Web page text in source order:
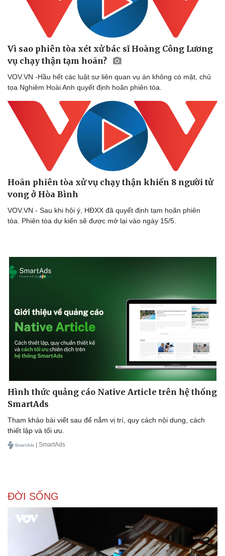
Bóng đá
Lịch thi đấu bóng đá
eSports
Hậu trường
Ô tô - Xe máy
Xe máy
Tư vấn
Vì sao phiên tòa xét xử bác sĩ Hoàng Công Lương
vụ chạy thận tạm hoãn?
VOV.VN -Hầu hết các luật sư liên quan vụ án không có mặt, chủ
tọa Nghiêm Hoài Anh quyết định hoãn phiên tòa.
Hoãn phiên tòa xử vụ chạy thận khiến 8 người tử
vong ở Hòa Bình
VOV.VN - Sau khi hội ý, HĐXX đã quyết định tạm hoãn phiên
tòa. Phiên tòa dự kiến sẽ được mở lại vào ngày 15/5.
Hình thức quảng cáo Native Article trên hệ thống
SmartAds
Tham khảo bài viết sau để nắm vị trí, quy cách nội dung, cách
thiết lập và tối ưu.
| SmartAds
ĐỜI SỐNG